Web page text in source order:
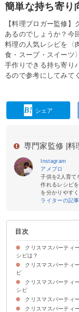
簡単な持ち寄り
【料理ブロガー監修
あるのでしょうか？今
料理の人気レシピを〈
食・スープ・スイーツ
手作りできる持ち寄り
るので参考にしてみて
シェア
専門家監修 | 料
Instagram
アメブロ
子供を2人育て
作れるレシピ
を分かりやす
ライターの記
目次
クリスマスパーティ
シピは？
クリスマスパーティ
ピ
①簡単韓国風スペ
②定番のロースト
③おしゃれなリー
④大人も喜ぶフラ
クリスマスパーティ
シピ
①サーモンパイ
②可愛いカップの
③おしゃれなシー
クリスマスパーティ
①おしゃれなフル
②野菜のゼリー寄せ
③チーズと生ハム
④リースサラダ
⑤リースポテトサ
⑥簡単おもてなし
⑦手料理が簡単な
⑧簡単おもてなし
クリスマスパーティ